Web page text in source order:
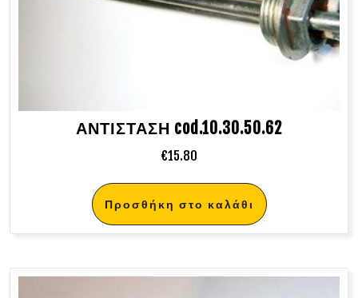
ΑΝΤΙΣΤΑΣΗ cod.10.30.50.62
€15.80
Προσθήκη στο καλάθι